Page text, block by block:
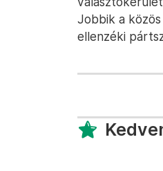
Jobbik a
ellenzéki